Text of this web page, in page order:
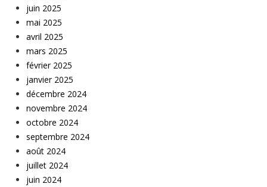
juin 2025
mai 2025
avril 2025
mars 2025
février 2025
janvier 2025
décembre 2024
novembre 2024
octobre 2024
septembre 2024
août 2024
juillet 2024
juin 2024